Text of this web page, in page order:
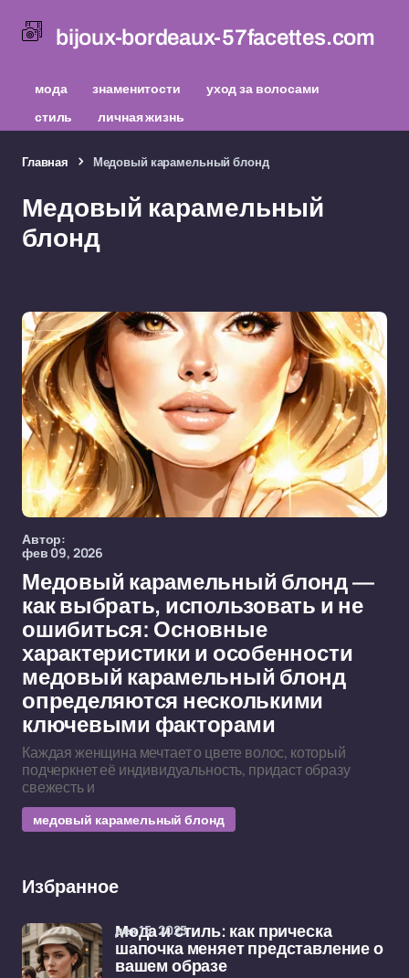
bijoux-bordeaux-57facettes.com
мода знаменитости
уход за волосами
стиль
личная жизнь
Главная Медовый карамельный блонд
Медовый карамельный
блонд
Автор:
фев 09, 2026
Медовый карамельный блонд —
как выбрать, использовать и не
ошибиться: Основные
характеристики и особенности
медовый карамельный блонд
определяются несколькими
ключевыми факторами
Каждая женщина мечтает о цвете волос, который
подчеркнет её индивидуальность, придаст образу
свежесть и
медовый карамельный блонд
Избранное
Мода и стиль: как прическа
шапочка меняет представление о
вашем образе
дек 15, 2025